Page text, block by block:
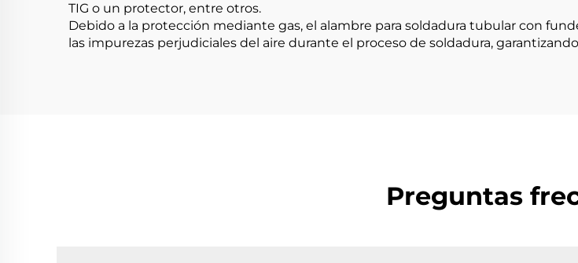
TIG o un protector, entre otros.
Debido a la protección mediante gas, el alambre para soldadura tubular con
las impurezas perjudiciales del aire durante el proceso de soldadura,
Preguntas